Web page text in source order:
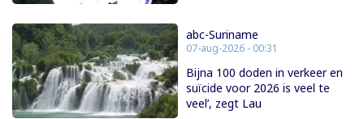
abc-Suriname
07-aug-2026 - 00:31
Bijna 100 doden in verkeer en
suïcide voor 2026 is veel te
veel’, zegt Lau